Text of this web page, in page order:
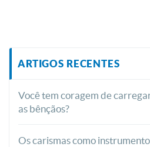
ARTIGOS RECENTES
Você tem coragem de
as bênçãos?
Os carismas como